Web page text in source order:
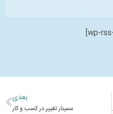
شیراز
بعدی
سمینار تغییر در کسب و کار